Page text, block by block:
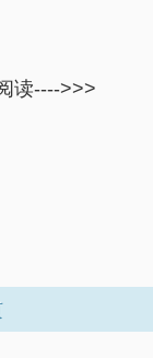
读---->>>